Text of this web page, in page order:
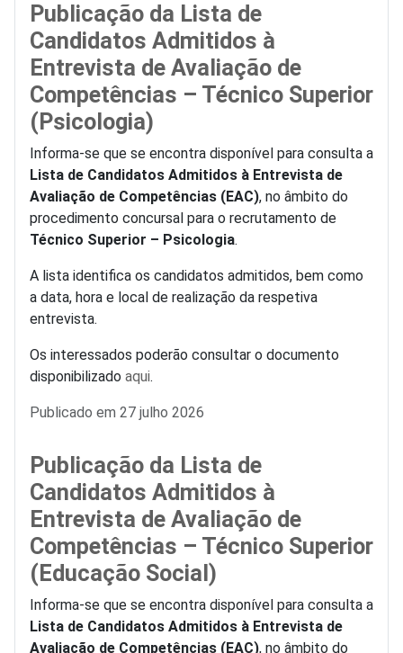
Publicação da Lista de
Candidatos Admitidos à
Entrevista de Avaliação de
Competências – Técnico Superior
(Psicologia)
Informa-se que se encontra disponível para consulta a
Lista de Candidatos Admitidos à Entrevista de
Avaliação de Competências (EAC), no âmbito do
procedimento concursal para o recrutamento de
Técnico Superior – Psicologia.
A lista identifica os candidatos admitidos, bem como
a data, hora e local de realização da respetiva
entrevista.
Os interessados poderão consultar o documento
disponibilizado aqui.
Detalhes
Publicado em 27 julho 2026
Publicação da Lista de
Candidatos Admitidos à
Entrevista de Avaliação de
Competências – Técnico Superior
(Educação Social)
Informa-se que se encontra disponível para consulta a
Lista de Candidatos Admitidos à Entrevista de
Avaliação de Competências (EAC), no âmbito do